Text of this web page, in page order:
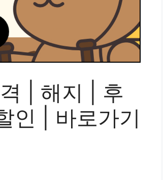
| 해지 | 후
인 | 바로가기